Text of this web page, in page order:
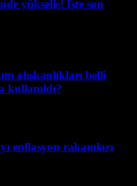
yükseliş! İşte son
alışkanlıkları belli
kullanıldı?
enflasyon rakamları